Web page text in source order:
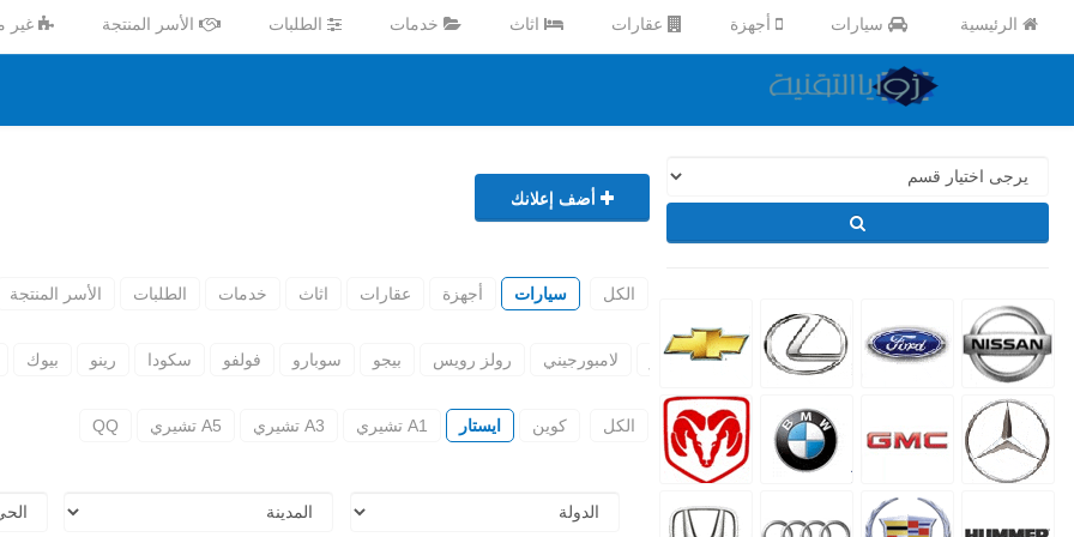
الرئيسية سيارات أجهزة عقارات اثاث خدمات الطلبات الأسر المنتجة غير
أضف إعلانك
الكل سيارات أجهزة عقارات اثاث خدمات الطلبات الأسر المنتجة
سيتروين دايو ديهاتسو فيراري فيات جاكوار لامبورجيني رولز رويس بيجو سوبارو فولفو سكودا رينو بيوك
الكل كوين ايستار A1 تشيري A3 تشيري A5 تشيري QQ